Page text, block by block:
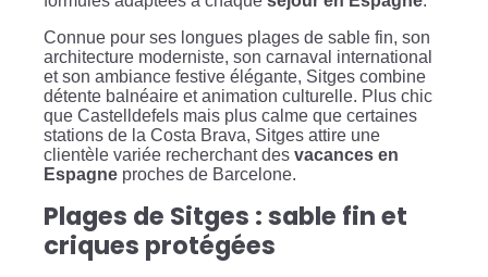
Connue pour ses longues plages de sable fin, son
architecture moderniste, son carnaval international
et son ambiance festive élégante, Sitges combine
détente balnéaire et animation culturelle. Plus chic
que Castelldefels mais plus calme que certaines
stations de la Costa Brava, Sitges attire une
clientèle variée recherchant des vacances en
Espagne proches de Barcelone.
Plages de Sitges : sable fin et
criques protégées